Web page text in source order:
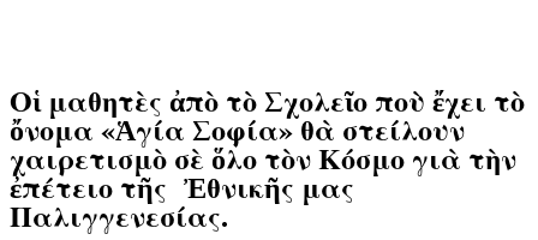
Οἱ μαθητὲς ἀπὸ τὸ Σχολεῖο ποὺ ἔχει τὸ
ὄνομα «Ἁγία Σοφία»θὰ στείλουν
χαιρετισμὸ σὲ ὅλο τὸν Κόσμο γιὰ τὴν
ἐπέτειο τῆς Ἐθνικῆς μας
Παλιγγενεσίας.